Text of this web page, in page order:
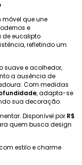
móvel que une
e
de eucalipto
refletindo um
suave e acolhedor,
a ausência de
Com medidas
, adapta-se
sua decoração.
Disponível por R$
quem busca design
estilo e charme